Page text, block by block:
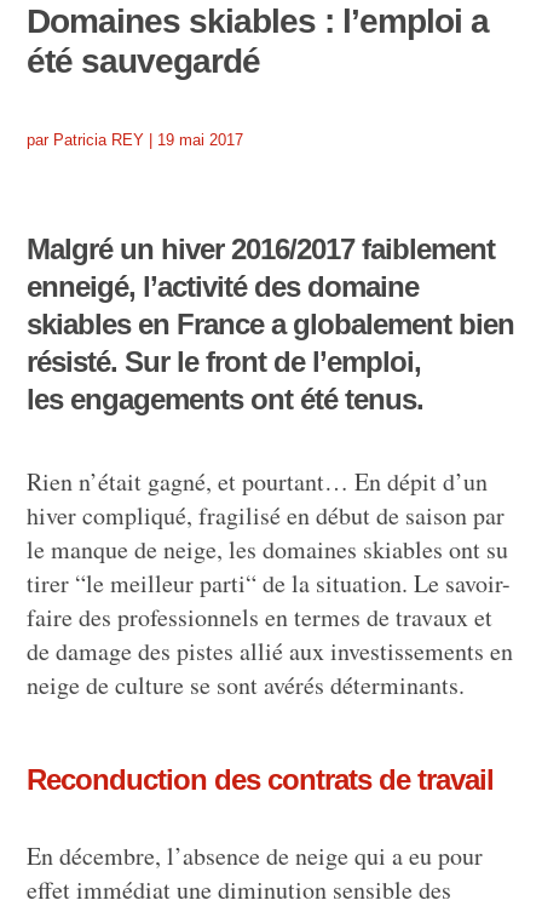
Domaines skiables : l’emploi a
été sauvegardé
par Patricia REY 19 mai 2017
Malgré un hiver 2016/2017 faiblement
enneigé, l’activité des domaine
skiables en France a globalement bien
résisté. Sur le front de l’emploi,
les engagements ont été tenus.
Rien n’était gagné, et pourtant… En dépit d’un
hiver compliqué, fragilisé en début de saison par
le manque de neige, les domaines skiables ont su
tirer “le meilleur parti“ de la situation. Le savoir-
faire des professionnels en termes de travaux et
de damage des pistes allié aux investissements en
neige de culture se sont avérés déterminants.
Reconduction des contrats de travail
En décembre, l’absence de neige qui a eu pour
effet immédiat une diminution sensible des